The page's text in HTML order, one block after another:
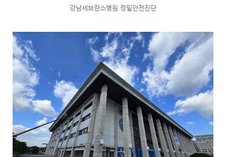
강남세브란스병원 정밀안전진단